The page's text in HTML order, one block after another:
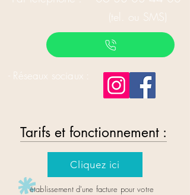
(tel. ou SMS)
- Réseaux sociaux :
Tarifs et fonctionnement :
Cliquez ici
établissement d'une facture pour votre